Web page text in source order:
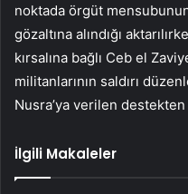
noktada örgüt
gözaltına alındığı
kırsalına bağlı Ceb el
militanlarının saldırı
Nusra’ya verilen
İlgili Makaleler